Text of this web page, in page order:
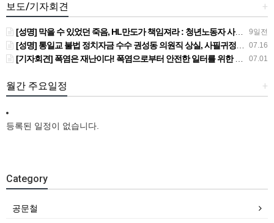
+
보도/기자회견
9일전
[성명] 막을 수 있었던 죽음, HL만도가 책임져라 : 청년노동자 사망사고의 철저한 진상규명과 재발방지 대책 마련하라
07.16
[성명] 통일교 불법 정치자금 수수 권성동 의원직 상실, 사필귀정이다
07.01
[기자회견] 폭염은 재난이다! 폭염으로부터 안전한 일터를 위한 민주노총 강원지역본부 폭염감시단 선포 기자회견
+
월간 주요일정
등록된 일정이 없습니다.
Category
공문철